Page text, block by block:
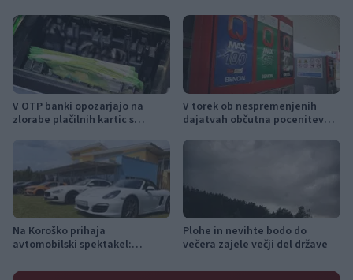
V OTP banki opozarjajo na
zlorabe plačilnih kartic s
V torek ob nespremenjenih
dajatvah občutna pocenitev
Na Koroško prihaja
avtomobilski spektakel:
progah in atraktivni Car Meet
Plohe in nevihte bodo do
večera zajele večji del države